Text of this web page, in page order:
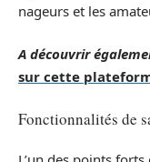
nageurs et les
A découvrir
sur cette
Fonctionnalités de